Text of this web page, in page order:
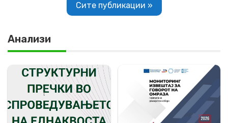
Сите публикации »
Анализи